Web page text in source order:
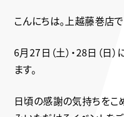
こんにちは。上越藤巻店で
6月27日（土）・28日（日
ます。
日頃の感謝の気持ちをこ